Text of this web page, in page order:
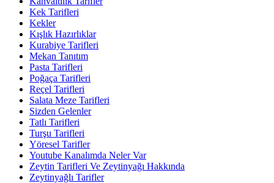
Kek Tarifleri
Kekler
Kışlık Hazırlıklar
Kurabiye Tarifleri
Mekan Tanıtım
Pasta Tarifleri
Poğaça Tarifleri
Reçel Tarifleri
Salata Meze Tarifleri
Sizden Gelenler
Tatlı Tarifleri
Turşu Tarifleri
Yöresel Tarifler
Youtube Kanalımda Neler Var
Zeytin Tarifleri Ve Zeytinyağı Hakkında
Zeytinyağlı Tarifler